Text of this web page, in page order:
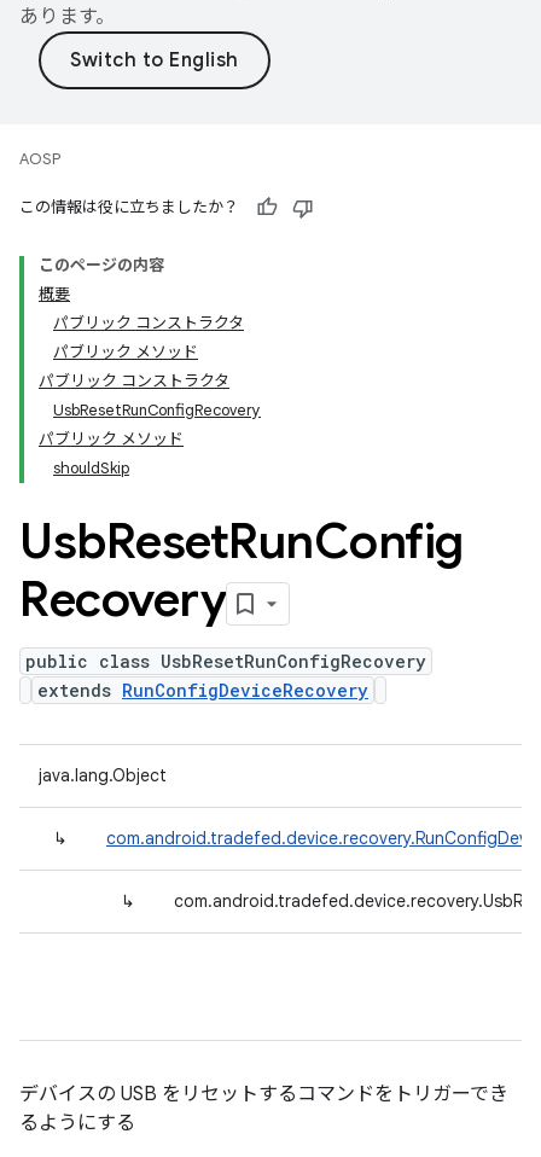
あります。
AOSP
この情報は役に立ちましたか？
このページの内容
概要
パブリック コンストラクタ
パブリック メソッド
パブリック コンストラクタ
UsbResetRunConfigRecovery
パブリック メソッド
shouldSkip
UsbResetRunConfig
Recovery
public class UsbResetRunConfigRecovery
extends RunConfigDeviceRecovery
java.lang.Object
↳
↳
デバイスの USB をリセットするコマンドをトリガーでき
るようにする